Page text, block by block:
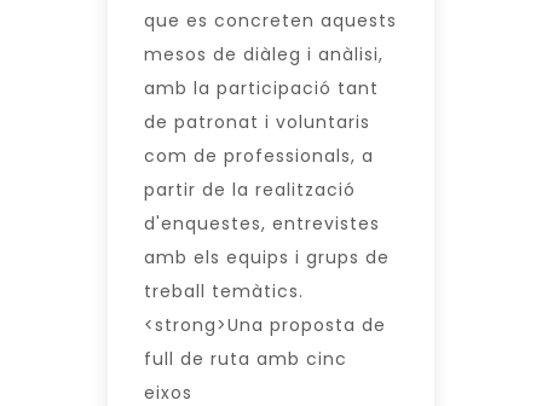
que es concreten aquests
mesos de diàleg i anàlisi,
amb la participació tant
de patronat i voluntaris
com de professionals, a
partir de la realització
d'enquestes, entrevistes
amb els equips i grups de
treball temàtics.
<strong>Una proposta de
full de ruta amb cinc
eixos